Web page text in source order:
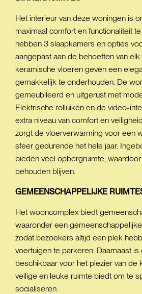
Het interieur van deze woningen is
maximaal comfort en functionaliteit
hebben 3 slaapkamers en opties
aangepast aan de behoeften van elk
keramische vloeren geven een
gemakkelijk te onderhouden. De
gemeubileerd en uitgerust met
Elektrische rolluiken en de video-
extra niveau van comfort en
zorgt de vloerverwarming voor een
sfeer gedurende het hele jaar.
bieden veel opbergruimte,
behouden blijven.
GEMEENSCHAPPELIJKE
Het wooncomplex biedt
waaronder een
zodat bezoekers altijd een plek
voertuigen te parkeren. Daarnaast
beschikbaar voor het plezier van de
veilige en leuke ruimte biedt om te
socialiseren.